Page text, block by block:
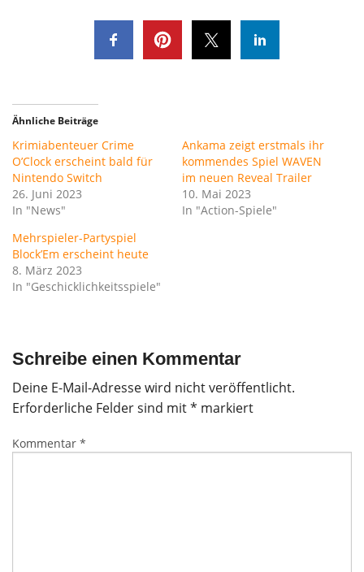
Ähnliche Beiträge
Krimiabenteuer Crime
O’Clock erscheint bald für
Nintendo Switch
26. Juni 2023
In "News"
Ankama zeigt erstmals ihr
kommendes Spiel WAVEN
im neuen Reveal Trailer
10. Mai 2023
In "Action-Spiele"
Mehrspieler-Partyspiel
Block’Em erscheint heute
8. März 2023
In "Geschicklichkeitsspiele"
Schreibe einen Kommentar
Deine E-Mail-Adresse wird nicht veröffentlicht.
Erforderliche Felder sind mit* markiert
Kommentar *